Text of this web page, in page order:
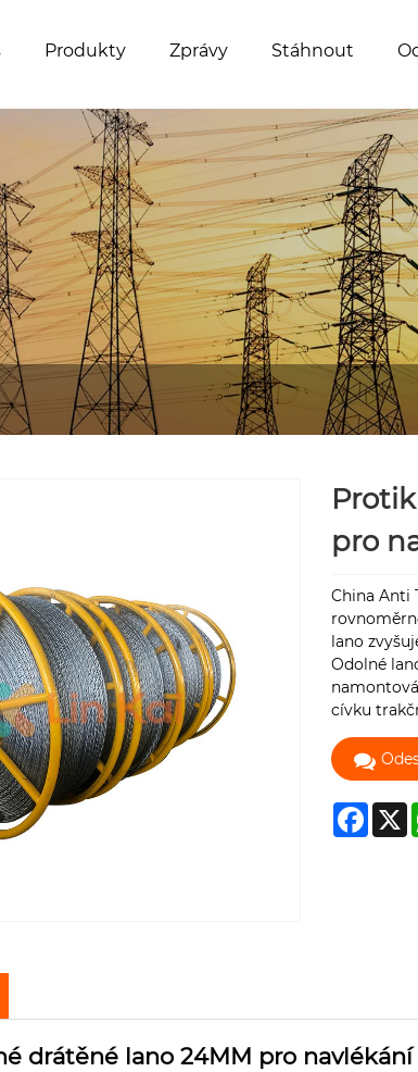
Produkty Zprávy Stáhnout
pro
China Anti
lano
Odolné
cívku
X
drátěné lano 24MM pro navlékání